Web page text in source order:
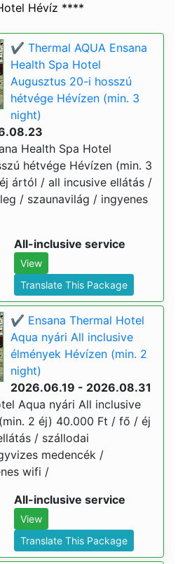
Hévíz ****
✔️ Thermal AQUA Ensana
Health Spa Hotel
Augusztus 20-i hosszú
hétvége Hévízen (min. 3
night)
Health Spa Hotel
hétvége Hévízen (min. 3
ártól / all incusive ellátás /
/ szaunavilág / ingyenes
All-inclusive service
View
Translate This Package
✔️ Ensana Thermal Hotel
Aqua nyári All inclusive
élmények Hévízen (min. 2
night)
2026.06.19 - 2026.08.31
Aqua nyári All inclusive
2 éj) 40.000 Ft / fő / éj
/ szállodai
medencék /
wifi /
All-inclusive service
View
Translate This Package